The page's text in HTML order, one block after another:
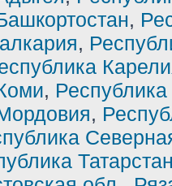
,
,
,
,